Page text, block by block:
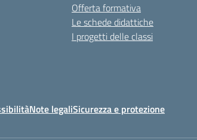
Offerta formativa
Le schede didattiche
I progetti delle classi
Note legaliSicurezza e protezione